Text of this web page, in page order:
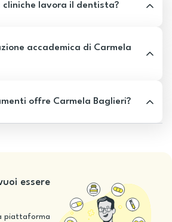
cliniche lavora il dentista?
accademica di Carmela
offre Carmela Baglieri?
essere
piattaforma